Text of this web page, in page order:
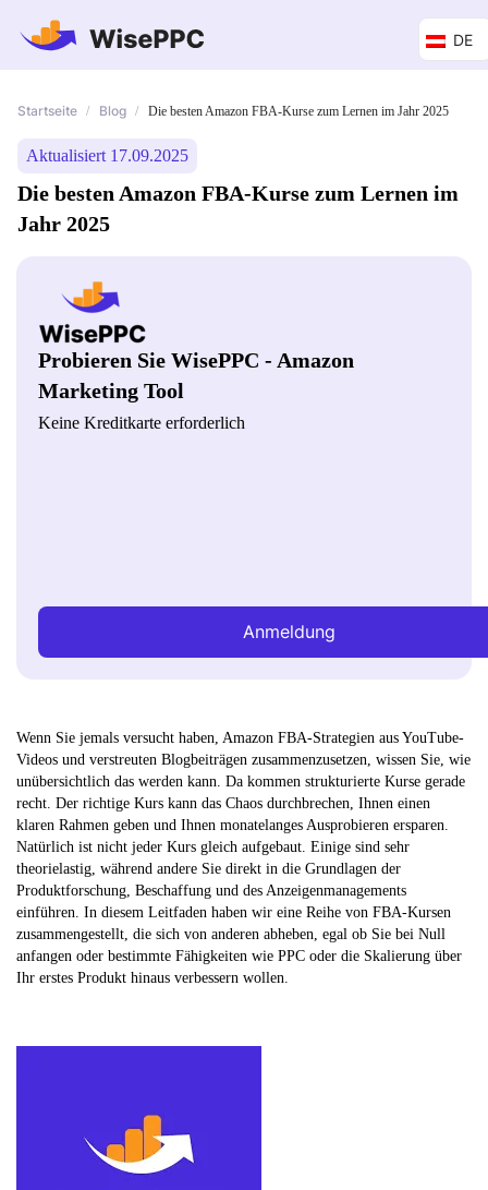
DE
Startseite / Blog / Die besten Amazon FBA-Kurse zum Lernen im Jahr 2025
Aktualisiert 17.09.2025
Die besten Amazon FBA-Kurse zum Lernen im
Jahr 2025
Probieren Sie WisePPC - Amazon
Marketing Tool
Keine Kreditkarte erforderlich
Anmeldung
Wenn Sie jemals versucht haben, Amazon FBA-Strategien aus YouTube-
Videos und verstreuten Blogbeiträgen zusammenzusetzen, wissen Sie, wie
unübersichtlich das werden kann. Da kommen strukturierte Kurse gerade
recht. Der richtige Kurs kann das Chaos durchbrechen, Ihnen einen
klaren Rahmen geben und Ihnen monatelanges Ausprobieren ersparen.
Natürlich ist nicht jeder Kurs gleich aufgebaut. Einige sind sehr
theorielastig, während andere Sie direkt in die Grundlagen der
Produktforschung, Beschaffung und des Anzeigenmanagements
einführen. In diesem Leitfaden haben wir eine Reihe von FBA-Kursen
zusammengestellt, die sich von anderen abheben, egal ob Sie bei Null
anfangen oder bestimmte Fähigkeiten wie PPC oder die Skalierung über
Ihr erstes Produkt hinaus verbessern wollen.